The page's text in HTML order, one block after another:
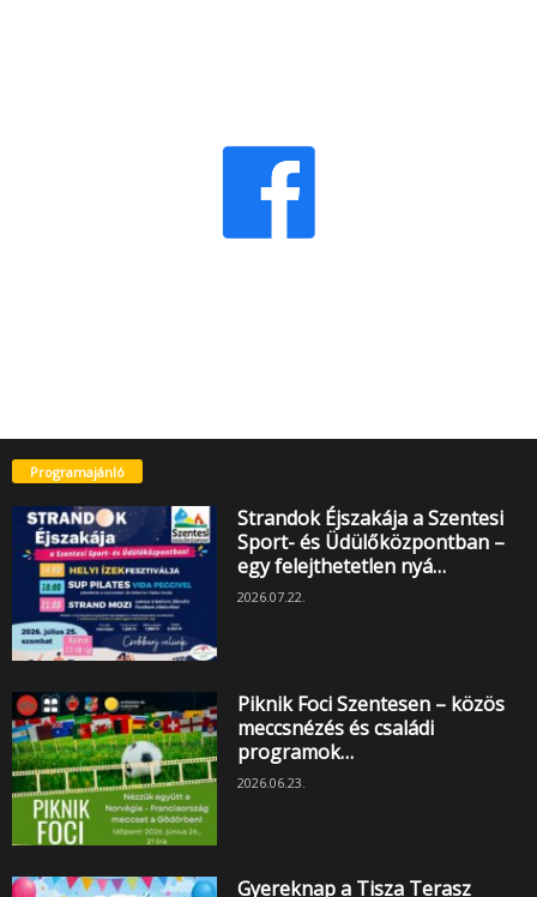
Programajánló
Strandok Éjszakája a Szentesi
Sport- és Üdülőközpontban –
egy felejthetetlen nyá…
2026.07.22.
Piknik Foci Szentesen – közös
meccsnézés és családi
programok…
2026.06.23.
Gyereknap a Tisza Terasz